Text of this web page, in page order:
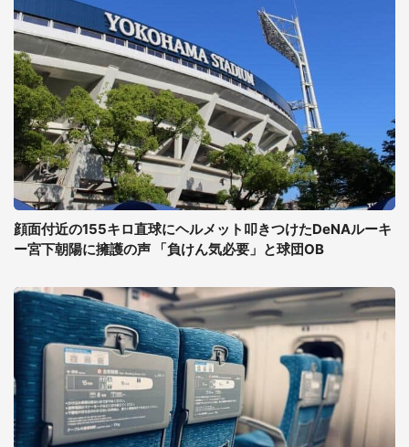
顔面付近の155キロ直球にヘルメット叩きつけたDeNAルーキ
ー宮下朝陽に擁護の声 「負けん気必要」と球団OB